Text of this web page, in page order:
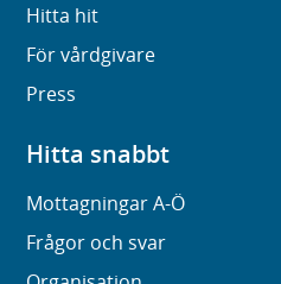
Hitta hit
För vårdgivare
Press
Hitta snabbt
Mottagningar A-Ö
Frågor och svar